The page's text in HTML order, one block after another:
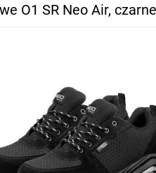
O1 SR Neo Air,